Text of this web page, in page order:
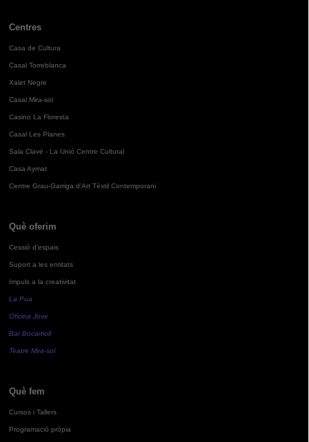
Centres
Casa de Cultura
Casal Torreblanca
Xalet Negre
Casal Mira-sol
Casino La Floresta
Casal Les Planes
Sala Clavé - La Unió Centre Cultural
Casa Aymat
Centre Grau-Garriga d'Art Tèxtil Contemporani
Què oferim
Cessió d'espais
Suport a les entitats
Impuls a la creativitat
La Pua
Oficina Jove
Bar Bocamoll
Teatre Mira-sol
Què fem
Cursos i Tallers
Programació pròpia